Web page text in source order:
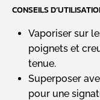
CONSEILS
Vaporiser sur
poignets et
tenue.
Superposer
pour une